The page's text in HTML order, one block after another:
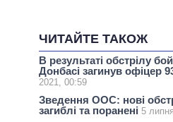
ЧИТАЙТЕ ТАКОЖ
В результаті обстрілу
Донбасі загинув офіцер
2021, 00:59
Зведення ООС: нові
загиблі та поранені 5